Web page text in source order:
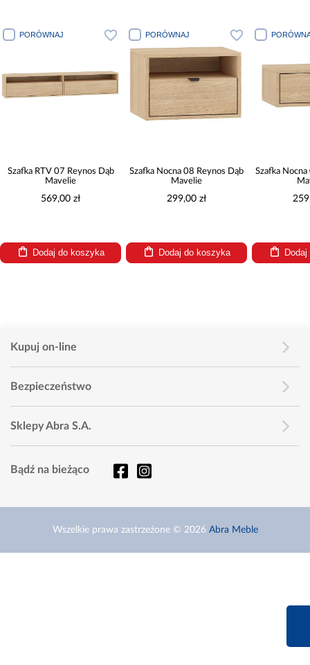
PORÓWNAJ
RTV 07 Reynos Dąb
Mavelie
569,00 zł
Dodaj do koszyka
PORÓWNAJ
Szafka Nocna 08 Reynos Dąb
Mavelie
299,00 zł
Dodaj do koszyka
PORÓWNAJ
Szafka Nocna 09
259,00
Dodaj do
Kupuj on-line
Bezpieczeństwo
Sklepy Abra S.A.
Bądź na bieżąco
Wszelkie prawa zastrzeżone © 2026 Abra Meble